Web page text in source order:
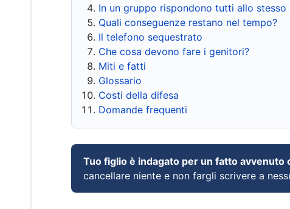
In un gruppo rispondono tutti allo stesso
Quali conseguenze restano nel tempo?
Il telefono sequestrato
Che cosa devono fare i genitori?
Miti e fatti
Glossario
Costi della difesa
Domande frequenti
Tuo figlio è indagato per un fatto avvenuto
cancellare niente e non fargli scrivere a